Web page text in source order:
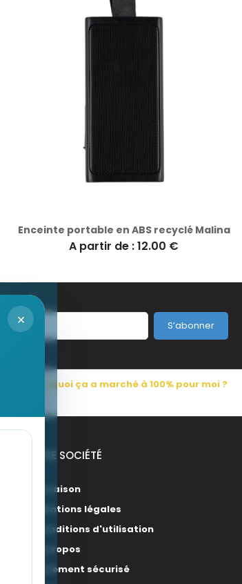
Enceinte portable en ABS recyclé Malina
A partir de : 12.00 €
× S’abonner
Pourquoi ça a marché à 100% pour moi ?
NOTRE SOCIÉTÉ
Livraison
Mentions légales
Conditions d'utilisation
A propos
Paiement sécurisé